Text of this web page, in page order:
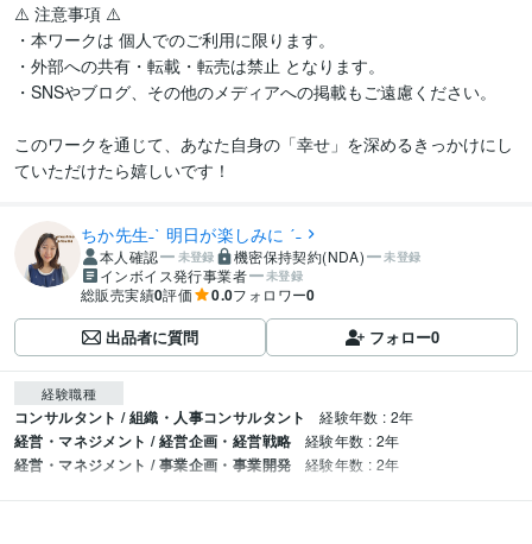
⚠️ 注意事項 ⚠️
・本ワークは 個人でのご利用に限ります。
・外部への共有・転載・転売は禁止 となります。
・SNSやブログ、その他のメディアへの掲載もご遠慮ください。
このワークを通じて、あなた自身の「幸せ」を深めるきっかけにし
ていただけたら嬉しいです！
ちか先生˗ˋ 明日が楽しみに ˊ˗
本人確認 未登録 機密保持契約(NDA) 未登録
インボイス発行事業者 未登録
総販売実績0評価 0.0フォロワー0
出品者に質問 フォロー0
経験職種
コンサルタント / 組織・人事コンサルタント 経験年数 : 2年
経営・マネジメント / 経営企画・経営戦略 経験年数 : 2年
経営・マネジメント / 事業企画・事業開発 経験年数 : 2年